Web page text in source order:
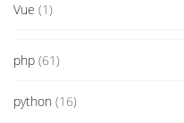
Vue (1)
php (61)
python (16)